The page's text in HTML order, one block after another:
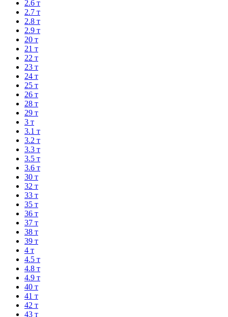
2.6 т
2.7 т
2.8 т
2.9 т
20 т
21 т
22 т
23 т
24 т
25 т
26 т
28 т
29 т
3 т
3.1 т
3.2 т
3.3 т
3.5 т
3.6 т
30 т
32 т
33 т
35 т
36 т
37 т
38 т
39 т
4 т
4.5 т
4.8 т
4.9 т
40 т
41 т
42 т
43 т